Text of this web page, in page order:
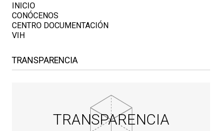
INICIO
CONÓCENOS
CENTRO DOCUMENTACIÓN
VIH
TRANSPARENCIA
TRANSPARENCIA